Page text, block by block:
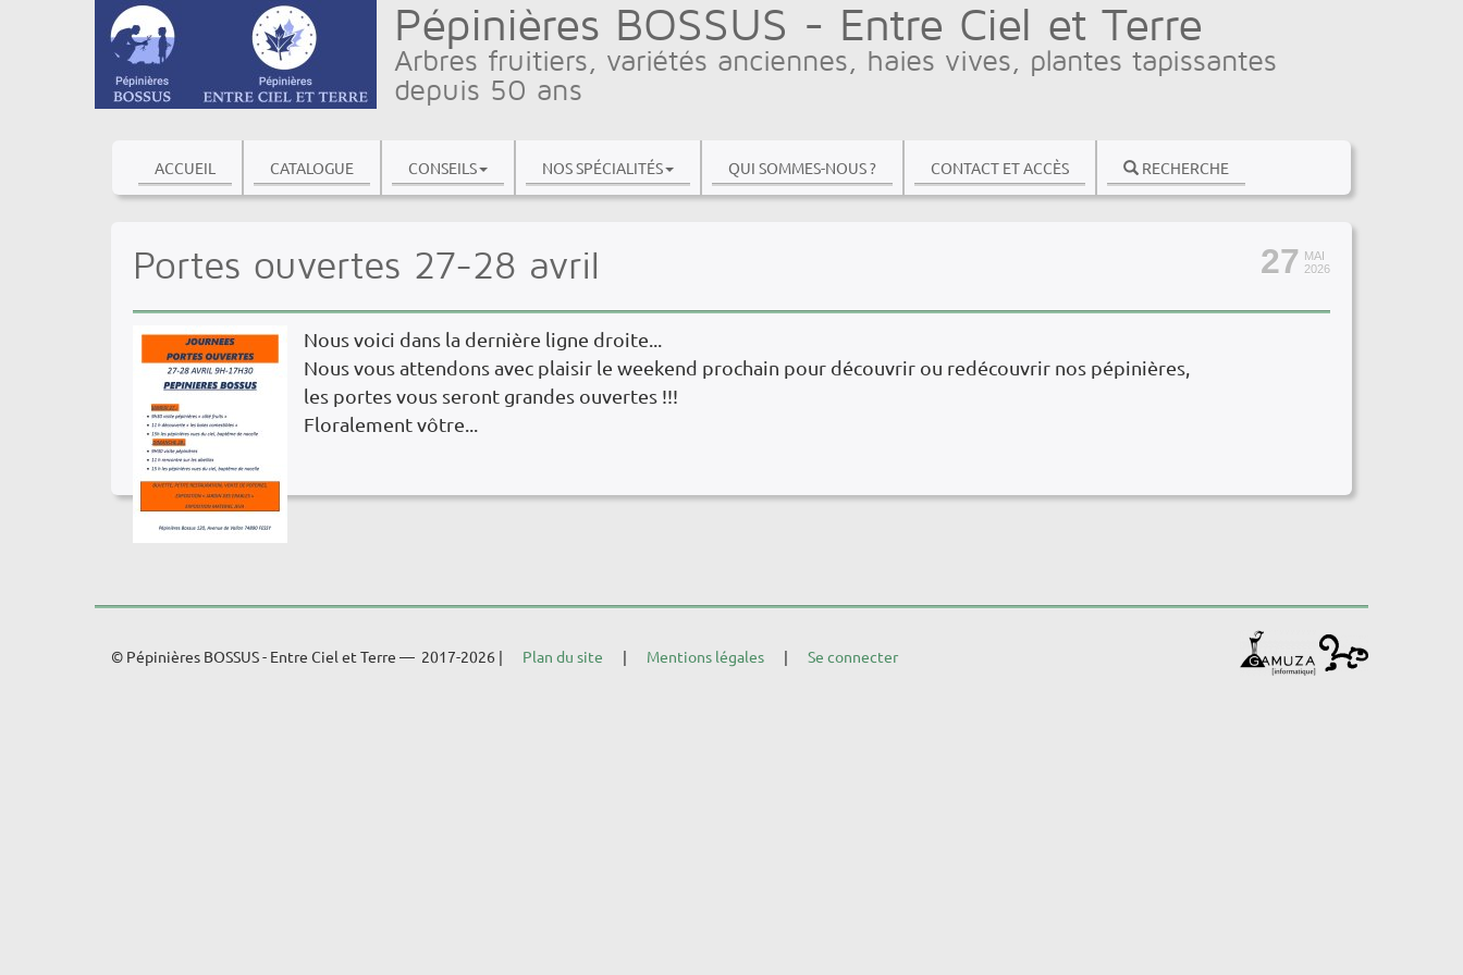
Pépinières BOSSUS - Entre Ciel et Terre
Arbres fruitiers, variétés anciennes, haies vives, plantes tapissantes
depuis 50 ans
ACCUEIL CATALOGUE CONSEILS NOS SPÉCIALITÉS QUI SOMMES-NOUS ? CONTACT ET ACCÈS RECHERCHE
27 MAI
2026
Portes ouvertes 27-28 avril
Nous voici dans la dernière ligne droite...
Nous vous attendons avec plaisir le weekend prochain pour découvrir ou redécouvrir nos pépinières,
les portes vous seront grandes ouvertes !!!
Floralement vôtre...
© Pépinières BOSSUS - Entre Ciel et Terre — 2017-2026 Plan du site Mentions légales Se connecter